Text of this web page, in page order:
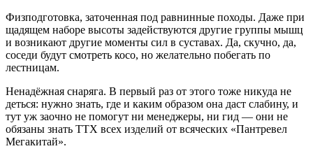
Физподготовка, заточенная под равнинные походы. Даже при
щадящем наборе высоты задействуются другие группы мышц
и возникают другие моменты сил в суставах. Да, скучно, да,
соседи будут смотреть косо, но желательно побегать по
лестницам.
Ненадёжная снаряга. В первый раз от этого тоже никуда не
деться: нужно знать, где и каким образом она даст слабину, и
тут уж заочно не помогут ни менеджеры, ни гид — они не
обязаны знать ТТХ всех изделий от всяческих «Пантревел
Мегакитай».